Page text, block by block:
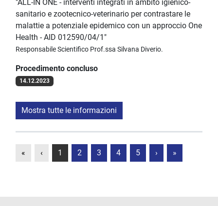
"ALL-IN ONE - interventi integrati in ambito igienico-
sanitario e zootecnico-veterinario per contrastare le
malattie a potenziale epidemico con un approccio One
Health - AID 012590/04/1"
Responsabile Scientifico Prof.ssa Silvana Diverio.
Procedimento concluso
14.12.2023
Mostra tutte le informazioni
« ‹ 1 2 3 4 5 › »